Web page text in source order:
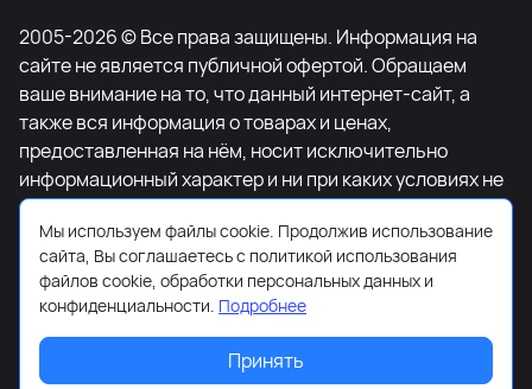
2005-2026 © Все права защищены. Информация на
сайте не является публичной офертой. Обращаем
ваше внимание на то, что данный интернет-сайт, а
также вся информация о товарах и ценах,
предоставленная на нём, носит исключительно
информационный характер и ни при каких условиях не
является публичной офертой, определяемой
положениями Статьи 437 Гражданского кодекса
Российской Федерации. Для получения подробной
информации о наличии и стоимости указанных
товаров и (или) услуг, пожалуйста, обращайтесь к
менеджеру сайта с помощью специальной формы
связи или по телефону +7-495-627-77-11.
Мы используем файлы cookie. Продолжив использование
сайта, Вы соглашаетесь с политикой использования
файлов cookie, обработки персональных данных и
конфиденциальности. Подробнее
Принять